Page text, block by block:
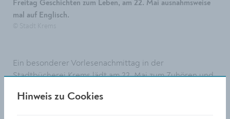
Freitag Geschichten zum Leben, am 22. Mai ausnahmsweise
mal auf Englisch.
Ein besonderer Vorlesenachmittag in der
Stadtbücherei Krems lädt am 22. Mai zum Zuhören und
Vorlesepatin aus ausgewählten englischen
Hinweis zu Cookies